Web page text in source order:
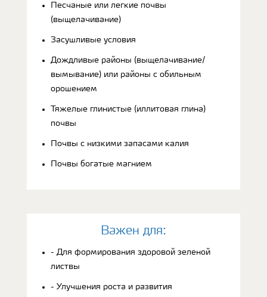
Песчаные или легкие почвы
(выщелачивание)
Засушливые условия
Дождливые районы (выщелачивание/
вымывание) или районы с обильным
орошением
Тяжелые глинистые (иллитовая глина)
почвы
Почвы с низкими запасами калия
Почвы богатые магнием
Bажен для:
- Для формирования здоровой зеленой
листвы
- Улучшения роста и развития